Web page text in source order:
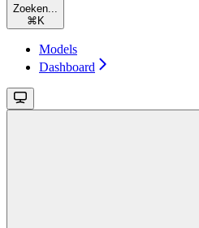
Zoeken...
⌘ K
Models
Dashboard